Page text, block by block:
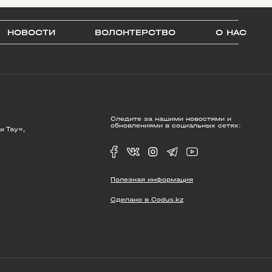
НОВОСТИ ВОЛОНТЕРСТВО О НАС
Тау»,
Следите за нашими новостями и
обновлениями в социальных сетях:
Полезная информация
Сделано в Codus.kz